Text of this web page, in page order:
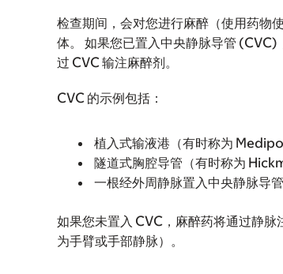
检查期间，会对您进行麻醉（使用药物
体。 如果您已置入中央静脉导管
过 CVC 输注麻醉剂。
CVC 的示例包括：
植入式输液港（有时称为
隧道式胸腔导管（有时称为
一根经外周静脉置入中央静脉导
如果您未置入 CVC，麻醉药将通过静
为手臂或手部静脉）。